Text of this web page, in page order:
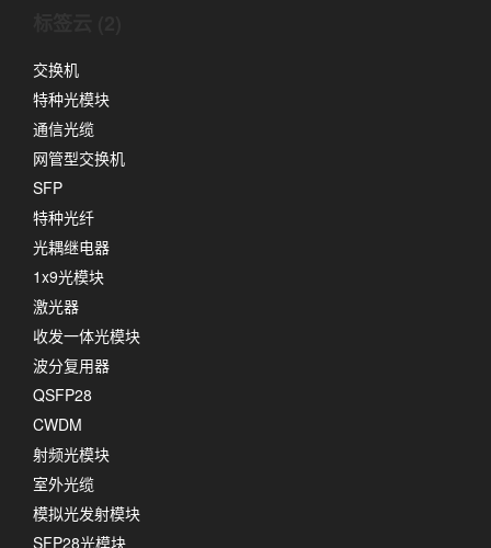
交换机
特种光模块
通信光缆
网管型交换机
SFP
特种光纤
光耦继电器
1x9光模块
激光器
收发一体光模块
波分复用器
QSFP28
CWDM
射频光模块
室外光缆
模拟光发射模块
SFP28光模块